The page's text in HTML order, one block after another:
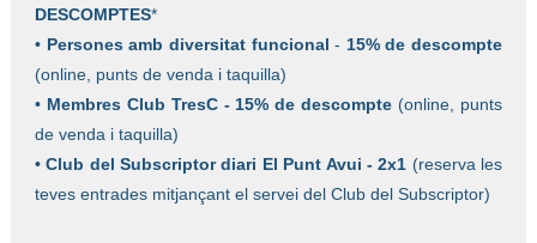
DESCOMPTES*
• Persones amb diversitat funcional - 15% de descompte
(online, punts de venda i taquilla)
• Membres Club TresC - 15% de descompte (online, punts
de venda i taquilla)
•Club del Subscriptor diari El Punt Avui - 2x1 (reserva les
teves entrades mitjançant el servei del Club del Subscriptor)